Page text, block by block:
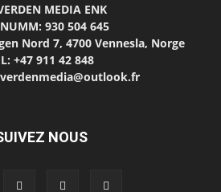
MEDIA ENK
930 504 645
Nord 7, 4700 Vennesla, Norge
+47 911 42 848
NOUS